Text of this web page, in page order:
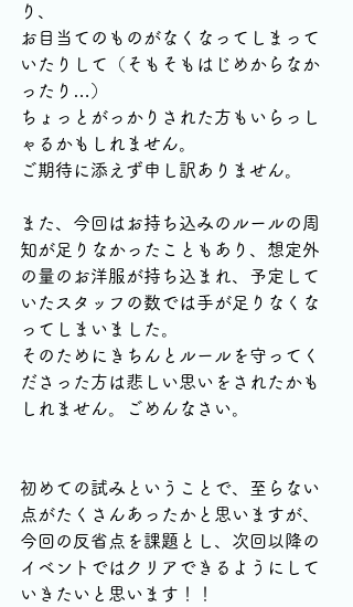
り、
お目当てのものがなくなってしまって
いたりして（そもそもはじめからなか
ったり…）
ちょっとがっかりされた方もいらっし
ゃるかもしれません。
ご期待に添えず申し訳ありません。
また、今回はお持ち込みのルールの周
知が足りなかったこともあり、想定外
の量のお洋服が持ち込まれ、予定して
いたスタッフの数では手が足りなくな
ってしまいました。
そのためにきちんとルールを守ってく
ださった方は悲しい思いをされたかも
しれません。ごめんなさい。
初めての試みということで、至らない
点がたくさんあったかと思いますが、
今回の反省点を課題とし、次回以降の
イベントではクリアできるようにして
いきたいと思います！！